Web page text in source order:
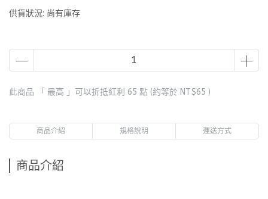
供貨狀況: 尚有庫存
此商品 「 最高 」可以折抵紅利 65 點 (約等於 NT$65 )
商品介紹 規格說明 運送方式
商品介紹